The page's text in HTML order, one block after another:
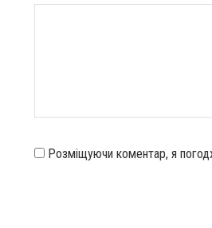
Розміщуючи коментар, я